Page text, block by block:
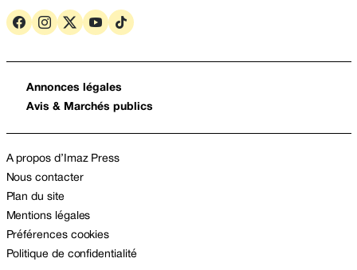
Annonces légales
Avis & Marchés publics
A propos d’Imaz Press
Nous contacter
Plan du site
Mentions légales
Préférences cookies
Politique de confidentialité